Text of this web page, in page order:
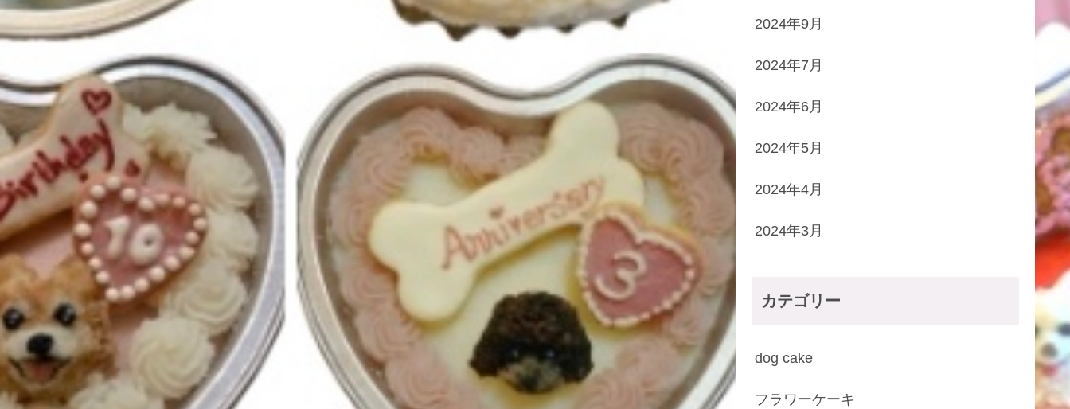
2024年9月
2024年7月
2024年6月
2024年5月
2024年4月
2024年3月
カテゴリー
dog cake
フラワーケーキ